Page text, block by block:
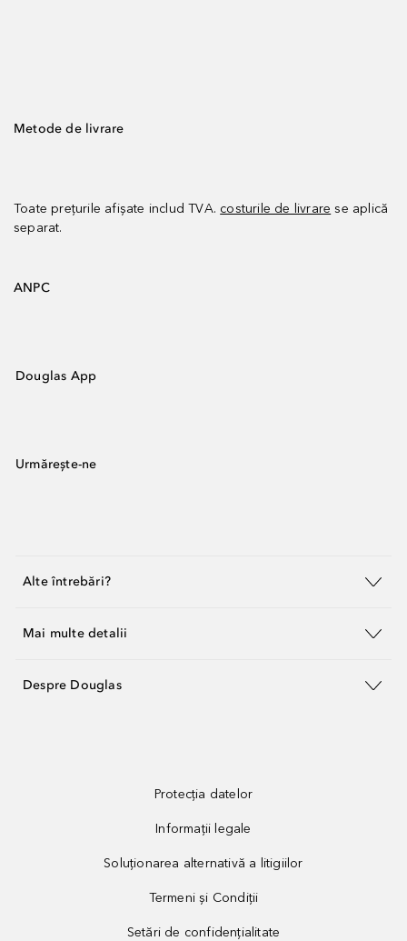
Metode de livrare
Toate prețurile afișate includ TVA. costurile de livrare se aplică
separat.
ANPC
Douglas App
Urmărește-ne
Alte întrebări?
Mai multe detalii
Despre Douglas
Protecția datelor
Informații legale
Soluționarea alternativă a litigiilor
Termeni și Condiții
Setări de confidențialitate